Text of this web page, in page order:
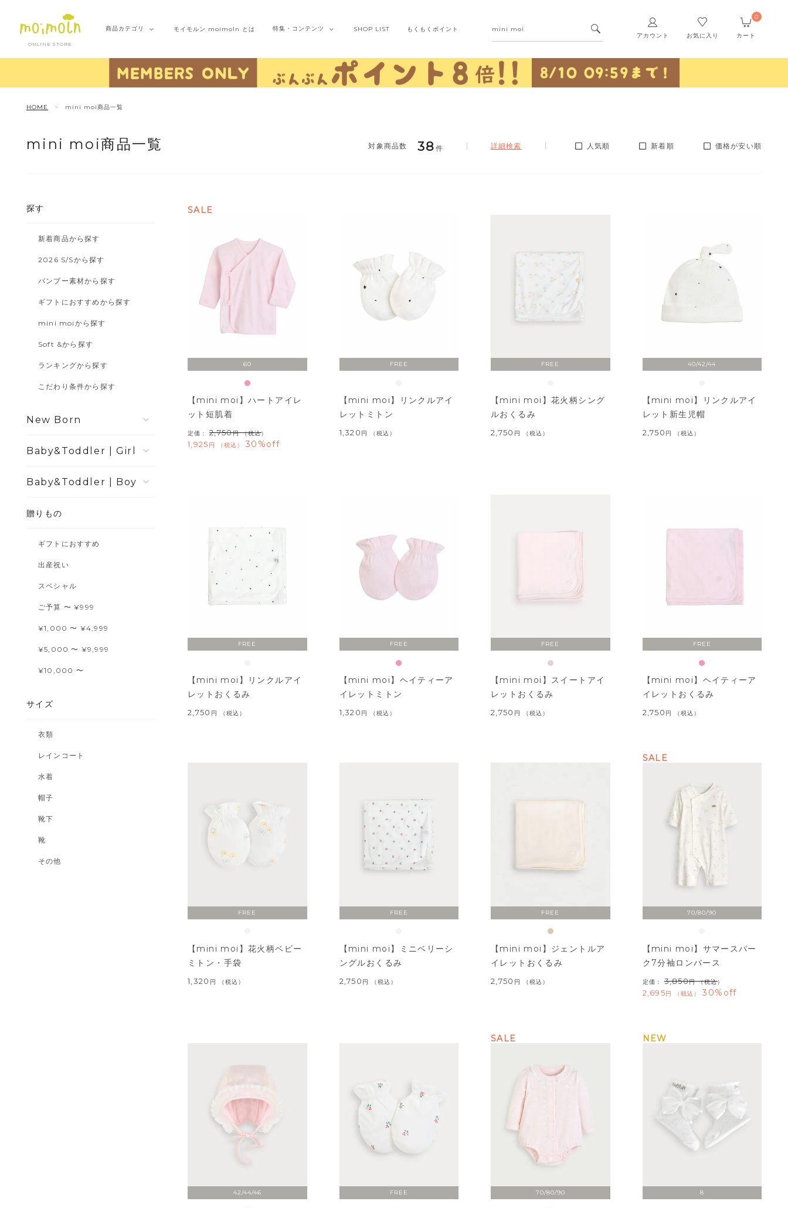
ONLINE STORE
アカウント お気に入り カート
0
商品カテゴリ モイモルン moimoln とは 特集・ コンテンツ SHOP LIST もくもくポイント
HOME mini moi商品一覧
人気順 新着順 価格が安い順
38 件 詳細検索
mini moi商品一覧
探す
新着商品から探す
2026 S/Sから探す
バンブー素材から探す
ギフトにおすすめから探す
mini moiから探す
Soft &から探す
ランキングから探す
こだわり条件から探す
New Born
Girl
Boy
贈りもの
ギフトにおすすめ
出産祝い
スペシャル
ご予算 〜 ¥999
¥1,000 〜 ¥4,999
¥5,000 〜 ¥9,999
¥10,000 〜
サイズ
衣類
レインコート
水着
帽子
靴下
靴
その他
60
SALE
【mini moi】ハートアイレ
ット短肌着
定価： 2,750 （税込）
1,925 税込 30%off
FREE
【mini moi】リンクルアイ
レットミトン
1,320 税込
FREE
【mini moi】花火柄シング
ルおくるみ
2,750 税込
40/42/44
【mini moi】リンクルアイ
レット新生児帽
2,750 税込
FREE
【mini moi】リンクルアイ
レットおくるみ
2,750 税込
FREE
【mini moi】ヘイティーア
イレットミトン
1,320 税込
FREE
【mini moi】スイートアイ
レットおくるみ
2,750 税込
FREE
【mini moi】ヘイティーア
イレットおくるみ
2,750 税込
FREE
【mini moi】花火柄ベビー
ミトン・手袋
1,320 税込
FREE
【mini moi】ミニベリーシ
ングルおくるみ
2,750 税込
FREE
【mini moi】ジェントルア
イレットおくるみ
2,750 税込
70/80/90
SALE
【mini moi】サマースパー
ク7分袖ロンパース
定価： 3,850 （税込）
2,695 税込 30%off
42/44/46 FREE 70/80/90
SALE
8
NEW